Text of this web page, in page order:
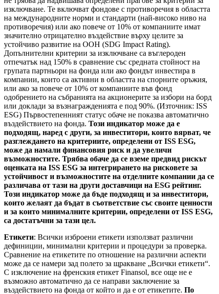
изключване. Те включват фондове с противоречия в областта
на международните норми и стандарти (най-високо ниво на
противоречия) или ако повече от 10% от компаниите имат
значително отрицателно въздействие върху целите за
устойчиво развитие на ООН (SDG Impact Rating).
Допълнителни критерии за изключване са въглероден
отпечатък над 150% в сравнение със средната стойност на
групата партньори на фонда или ако фондът инвестира в
компании, които са активни в областта на спорните оръжия,
или ако за повече от 10% от компаниите във фонд
одобрението на събранията на акционерите за избори на борд
или доклади за възнагражденията е под 90%. (Източник: ISS
ESG) Първостепенният статус обаче не показва автоматично
въздействието на фонда. Този индикатор може да е
подходящ, наред с други, за инвеститори, които вярват, че
разглеждането на критериите, определени от ISS ESG,
може да намали финансовия риск и да увеличи
възможностите. Трябва обаче да се вземе предвид рискът
оценката на ISS ESG за интегрирането на рисковете за
устойчивост и възможностите на отделните компании да се
различава от тази на други доставчици на ESG рейтинг.
Този индикатор може да бъде подходящ и за инвеститори,
които желаят да бъдат в съответствие със своите ценности
и за които минималните критерии, определени от ISS ESG,
са достатъчни за тази цел.
Етикети: Всички изброени етикети използват различни
дефиниции, минимални критерии и процедури за проверка.
Сравнение на етикетите по отношение на различни аспекти
може да се намери зад полето за щракване „Всички етикети“.
С изключение на френския етикет Finansol, все още не е
възможно автоматично да се направи заключение за
въздействието на фонда от който и да е от етикетите. По